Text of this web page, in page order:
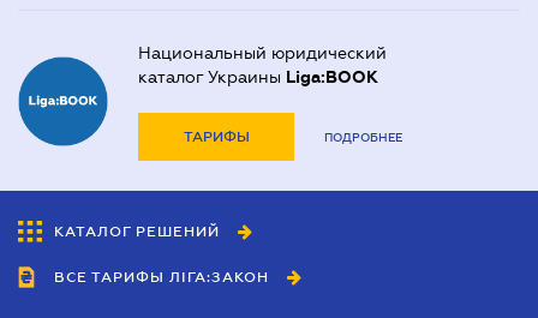
Национальный юридический
каталог Украины Liga:BOOK
ТАРИФЫ ПОДРОБНЕЕ
КАТАЛОГ РЕШЕНИЙ
ВСЕ ТАРИФЫ ЛІГА:ЗАКОН